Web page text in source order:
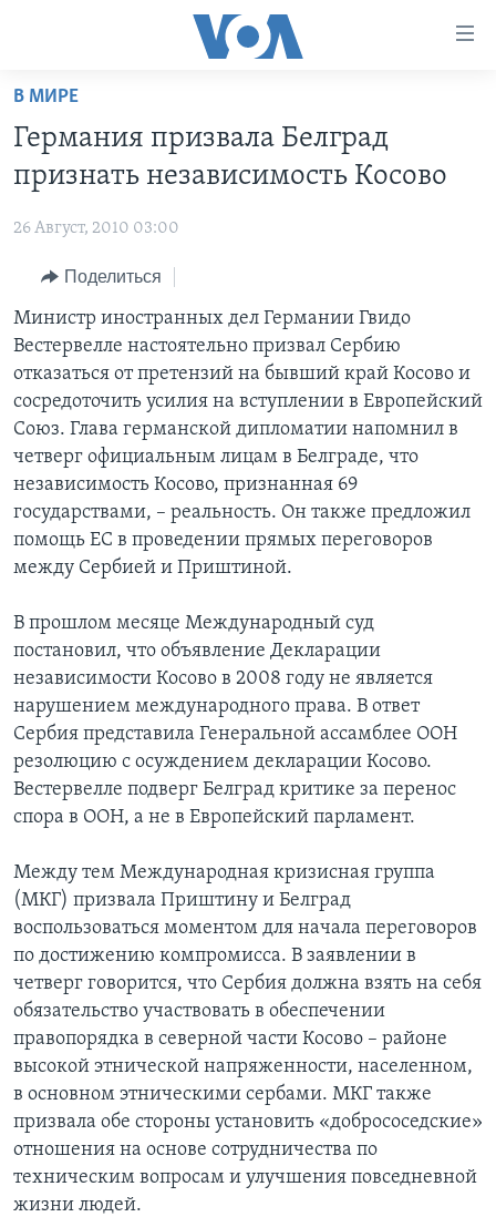
Перейти
основной
контент
Перейти
навигации
Перейти
поиск
ПРОГРАММЫ
НОВОСТИ ЗА МИНУТУ
ИТОГИ
ПОЧЕМУ ЭТО ВАЖНО?
ДИСКУССИЯ VOA
ДЕТАЛИ
НЬЮ-ЙОРК NEW YORK
АМЕРИКА. БОЛЬШОЕ ПУТЕШЕСТВИЕ
ПРОЕКТЫ
УЧИМ АНГЛИЙСКИЙ
НАША АМЕРИКАНСКАЯ ИСТОРИЯ
А КАК В АМЕРИКЕ?
АРТЕФАКТЫ
АМЕРИКАНСКИЕ ГОРОДКИ
ТЕСТЫ
ЭКСПЕРТИЗА
ИНТЕРВЬЮ
ФАКТЫ ПРОТИВ ФЕЙКОВ
ЗА СВОБОДУ ПРЕССЫ
УЧИМ АНГЛИЙСКИЙ
ВИДЕО
ПОДПИСКА НА НОВОСТИ
Learning English
Языки
В МИРЕ
Германия призвала Белград
признать независимость Косово
26 Август, 2010 03:00
Поделиться
Министр иностранных дел Германии Гвидо
Вестервелле настоятельно призвал Сербию
отказаться от претензий на бывший край Косово и
сосредоточить усилия на вступлении в Европейский
Союз. Глава германской дипломатии напомнил в
четверг официальным лицам в Белграде, что
независимость Косово, признанная 69
государствами, – реальность. Он также предложил
помощь ЕС в проведении прямых переговоров
между Сербией и Приштиной.
В прошлом месяце Международный суд
постановил, что объявление Декларации
независимости Косово в 2008 году не является
нарушением международного права. В ответ
Сербия представила Генеральной ассамблее ООН
резолюцию с осуждением декларации Косово.
Вестервелле подверг Белград критике за перенос
спора в ООН, а не в Европейский парламент.
Между тем Международная кризисная группа
(МКГ) призвала Приштину и Белград
воспользоваться моментом для начала переговоров
по достижению компромисса. В заявлении в
четверг говорится, что Сербия должна взять на себя
обязательство участвовать в обеспечении
правопорядка в северной части Косово – районе
высокой этнической напряженности, населенном,
в основном этническими сербами. МКГ также
призвала обе стороны установить «добрососедские»
отношения на основе сотрудничества по
техническим вопросам и улучшения повседневной
жизни людей.